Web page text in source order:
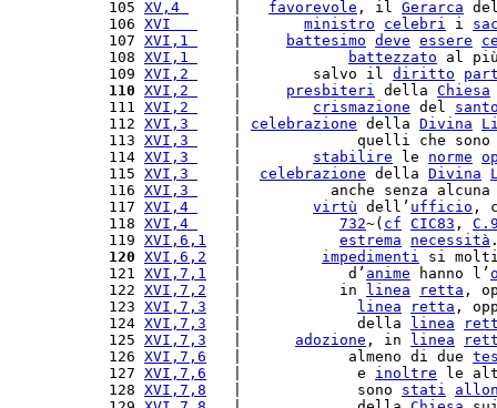
105 XV,4 favorevole , il Gerarca
106 XVI ministro celebri i
107 XVI,1 battesimo deve essere
108 XVI,1 battezzato al
109 XVI,2
    |        salvo il
diritto
110 XVI,2 presbiteri della Chiesa
111 XVI,2 crismazione del
112 XVI,3 celebrazione della Divina
113 XVI,3
|             quelli che
114 XVI,3 stabilire le norme
115 XVI,3 celebrazione della Divina
116 XVI,3
|          anche senza
117 XVI,4 virtù dell’ ufficio ,
118 XVI,4 732~( cf CIC83 , C.
119 XVI,6,1 estrema necessità
120 XVI,6,2 impedimenti si
121 XVI,7,1
   |            d’
anime hanno l’
122 XVI,7,2
   |           in
linea retta ,
123 XVI,7,3 linea retta ,
124 XVI,7,3
   |             della
linea
125 XVI,7,3 adozione , in linea
126 XVI,7,6
   |            almeno di due
127 XVI,7,6
   |             e
inoltre le
128 XVI,7,8
   |             sono
stati